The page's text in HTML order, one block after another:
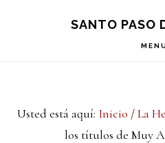
principal
lateral
SANTO PASO
Usted está aquí: Inicio /La
los títulos de Muy